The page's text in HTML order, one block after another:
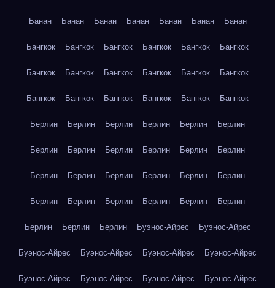
Банан Банан Банан Банан Банан Банан Банан
Бангкок Бангкок Бангкок Бангкок Бангкок Бангкок
Бангкок Бангкок Бангкок Бангкок Бангкок Бангкок
Бангкок Бангкок Бангкок Бангкок Бангкок Бангкок
Берлин Берлин Берлин Берлин Берлин Берлин
Берлин Берлин Берлин Берлин Берлин Берлин
Берлин Берлин Берлин Берлин Берлин Берлин
Берлин Берлин Берлин Берлин Берлин Берлин
Берлин Берлин Берлин Буэнос-Айрес Буэнос-Айрес
Буэнос-Айрес Буэнос-Айрес Буэнос-Айрес Буэнос-Айрес
Буэнос-Айрес Буэнос-Айрес Буэнос-Айрес Буэнос-Айрес